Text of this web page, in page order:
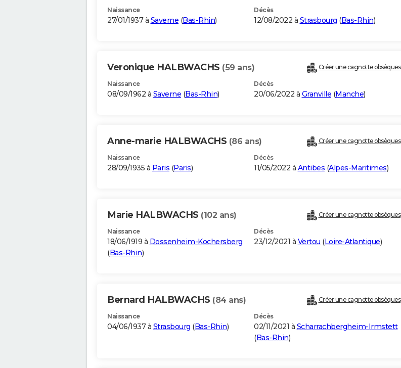
Naissance
27/01/1937 à Saverne (Bas-Rhin)
Décès
12/08/2022 à Strasbourg (Bas-Rhin)
Veronique HALBWACHS (59 ans) Créer une cagnotte obsèques
Naissance
08/09/1962 à Saverne (Bas-Rhin)
Décès
20/06/2022 à Granville (Manche)
Anne-marie HALBWACHS (86 ans) Créer une cagnotte obsèques
Naissance
28/09/1935 à Paris (Paris)
Décès
11/05/2022 à Antibes (Alpes-Maritimes)
Marie HALBWACHS (102 ans) Créer une cagnotte obsèques
Naissance
18/06/1919 à Dossenheim-Kochersberg
(Bas-Rhin)
Décès
23/12/2021 à Vertou (Loire-Atlantique)
Bernard HALBWACHS (84 ans) Créer une cagnotte obsèques
Naissance
04/06/1937 à Strasbourg (Bas-Rhin)
Décès
02/11/2021 à Scharrachbergheim-Irmstett
(Bas-Rhin)